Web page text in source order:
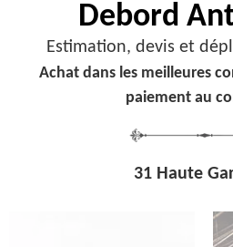
Debord
Estimation, devis et
Achat dans les meilleures
paiement au
31 Haute